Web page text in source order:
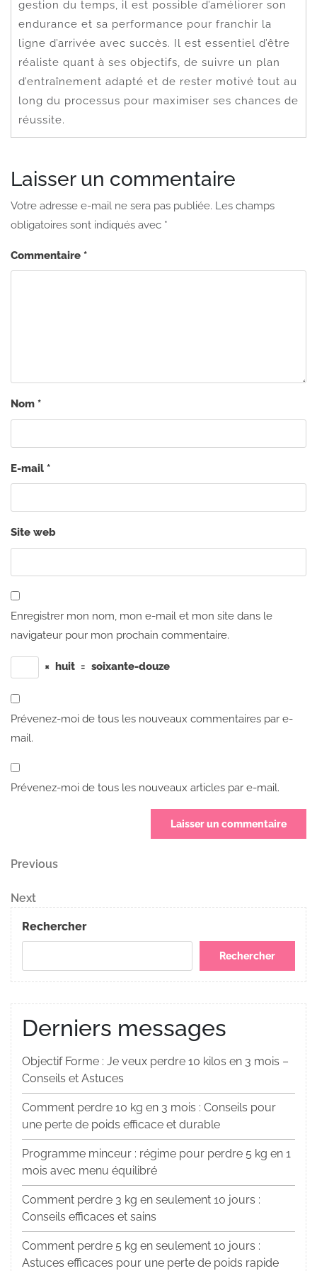
gestion du temps, il est possible d’améliorer son
endurance et sa performance pour franchir la
ligne d’arrivée avec succès. Il est essentiel d’être
réaliste quant à ses objectifs, de suivre un plan
d’entraînement adapté et de rester motivé tout au
long du processus pour maximiser ses chances de
réussite.
Laisser un commentaire
Votre adresse e-mail ne sera pas publiée. Les champs
obligatoires sont indiqués avec *
Commentaire *
Nom *
E-mail *
Site web
Enregistrer mon nom, mon e-mail et mon site dans le
navigateur pour mon prochain commentaire.
× huit = soixante-douze
Prévenez-moi de tous les nouveaux commentaires par e-
mail.
Prévenez-moi de tous les nouveaux articles par e-mail.
Navigation
de
l’article
Previous
Previous
Next
Post
Next
Rechercher
Rechercher
Derniers messages
Objectif Forme : Je veux perdre 10 kilos en 3 mois –
Conseils et Astuces
Comment perdre 10 kg en 3 mois : Conseils pour
une perte de poids efficace et durable
Programme minceur : régime pour perdre 5 kg en 1
mois avec menu équilibré
Comment perdre 3 kg en seulement 10 jours :
Conseils efficaces et sains
Comment perdre 5 kg en seulement 10 jours :
Astuces efficaces pour une perte de poids rapide